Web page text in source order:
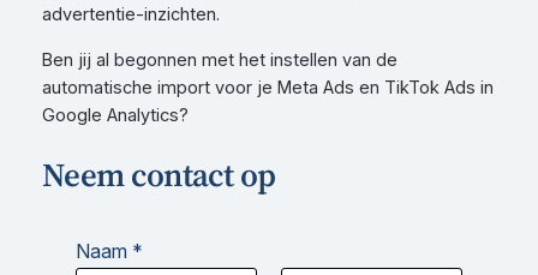
advertentie-inzichten.
Ben jij al begonnen met het instellen van de
automatische import voor je Meta Ads en TikTok Ads in
Google Analytics?
Neem contact op
Naam *